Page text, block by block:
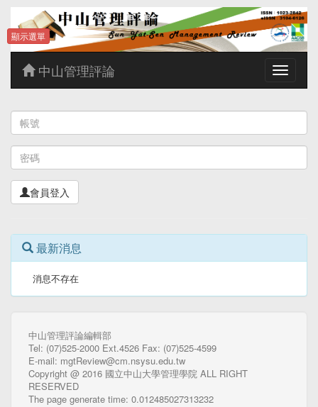
Toggle
中山管理評論
會員登入
顯示選單
最新消息
消息不存在
中山管理評論編輯部
Tel: (07)525-2000 Ext.4526 Fax: (07)525-4599
E-mail: mgtReview@cm.nsysu.edu.tw
Copyright @ 2016 國立中山大學管理學院 ALL RIGHT
RESERVED
The page generate time: 0.012485027313232